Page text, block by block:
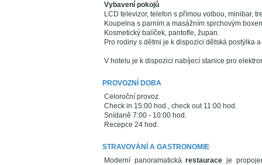
Vybavení pokojů
LCD televizor, telefon s přímou volbou, minibar,
Koupelna s parním a masážním sprchovým
Kosmetický balíček, pantofle, župan.
Pro rodiny s dětmi je k dispozici dětská postýlka
V hotelu je k dispozici nabíjecí stanice pro
PROVOZNÍ DOBA
Celoroční provoz.
Check in 15:00 hod., check out 11:00 hod.
Snídaně 7:00 - 10:00 hod.
Recepce 24 hod.
STRAVOVÁNÍ A GASTRONOMIE
Moderní panoramatickárestaurace je